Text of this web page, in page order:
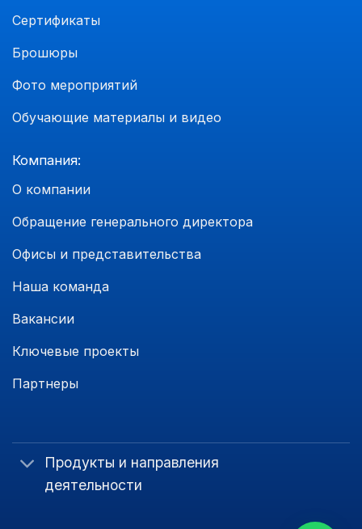
Сертификаты
Брошюры
Фото мероприятий
Обучающие материалы и видео
Компания:
О компании
Обращение генерального директора
Офисы и представительства
Наша команда
Вакансии
Ключевые проекты
Партнеры
Продукты и направления
деятельности